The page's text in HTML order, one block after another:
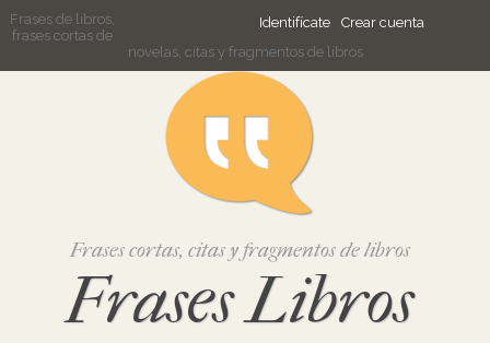
Identifícate Crear cuenta
Frases de libros,
frases cortas de
novelas, citas y fragmentos de libros
Frases cortas, citas y fragmentos de libros
Frases Libros